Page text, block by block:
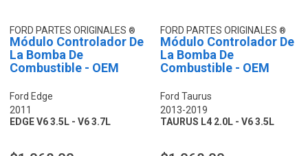
FORD PARTES ORIGINALES
Módulo Controlador De
La Bomba De
Combustible - OEM
Ford Edge
2011
EDGE V6 3.5L - V6 3.7L
FORD PARTES ORIGINALES
Módulo Controlador De
La Bomba De
Combustible - OEM
Ford Taurus
2013-2019
TAURUS L4 2.0L - V6 3.5L